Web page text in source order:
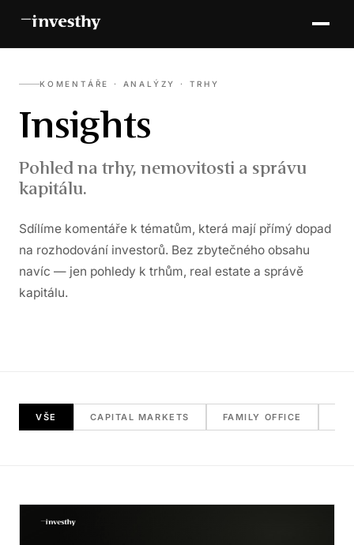
KOMENTÁŘE · ANALÝZY · TRHY
Insights
Pohled na trhy, nemovitosti a správu
kapitálu.
Sdílíme komentáře k tématům, která mají přímý dopad
na rozhodování investorů. Bez zbytečného obsahu
navíc — jen pohledy k trhům, real estate a správě
kapitálu.
VŠE CAPITAL MARKETS FAMILY OFFICE